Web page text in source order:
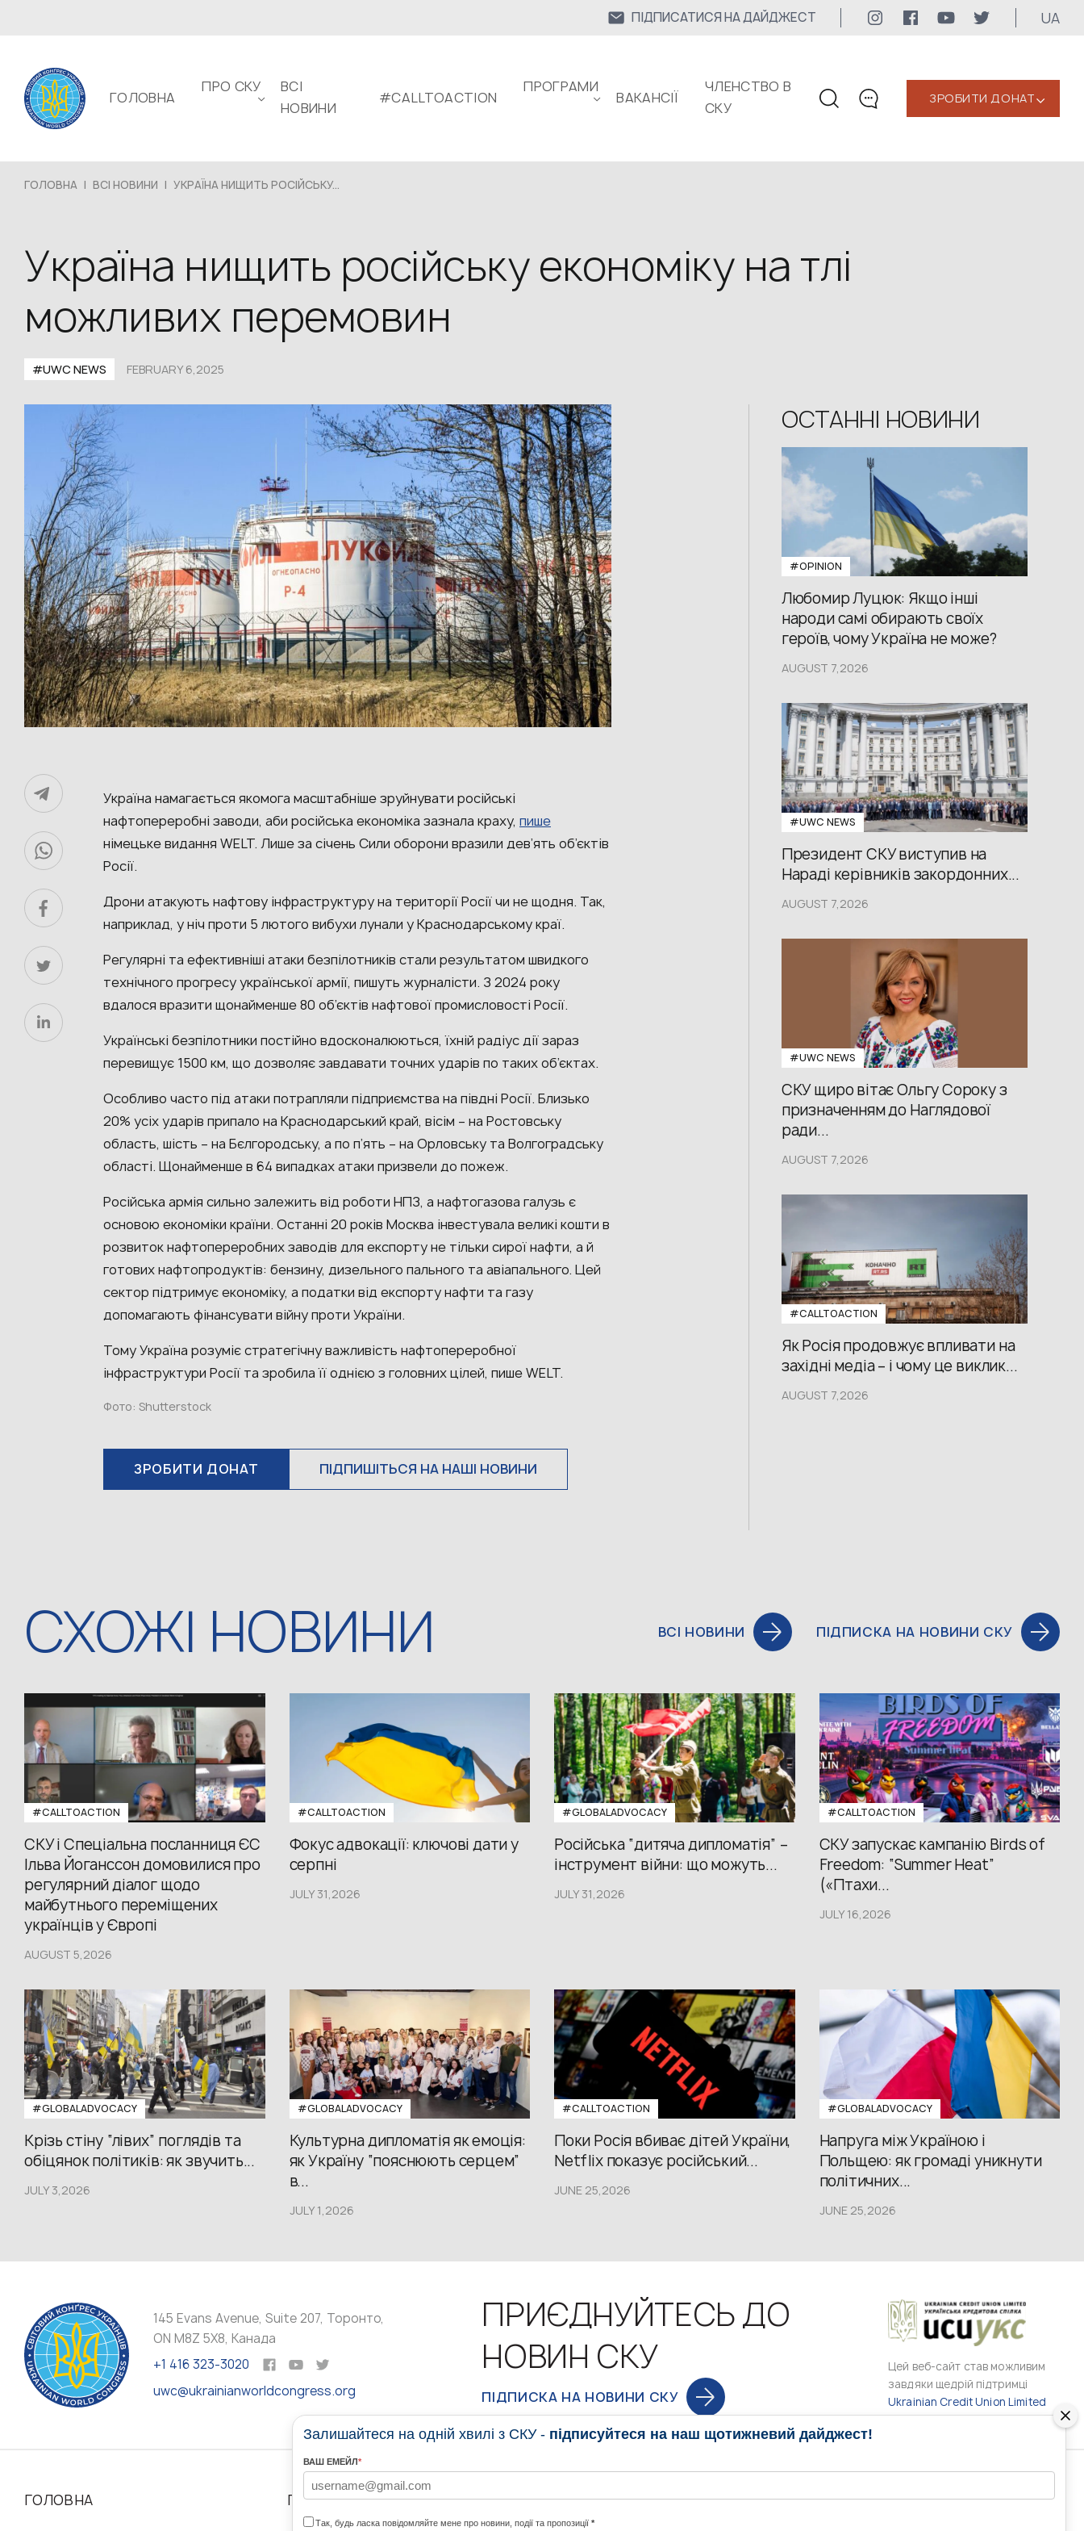
ПІДПИСАТИСЯ НА ДАЙДЖЕСТ UA
ГОЛОВНА
ПРО СКУ
ВСІ
НОВИНИ
#CALLTOACTION
ПРОГРАМИ
ВАКАНСІЇ
ЧЛЕНСТВО В
СКУ
КОНТАКТИ
Для медіа
ЗРОБИТИ ДОНАТ‹
ГОЛОВНА | ВСІ НОВИНИ | УКРАЇНА НИЩИТЬ РОСІЙСЬКУ...
Україна нищить російську економіку на тлі
можливих перемовин
#UWС NEWS FEBRUARY 6,2025
Україна намагається якомога масштабніше зруйнувати російські
нафтопереробні заводи, аби російська економіка зазнала краху, пише
німецьке видання WELT. Лише за січень Сили оборони вразили дев’ять об’єктів
Росії.
Дрони атакують нафтову інфраструктуру на території Росії чи не щодня. Так,
наприклад, у ніч проти 5 лютого вибухи лунали у Краснодарському краї.
Регулярні та ефективніші атаки безпілотників стали результатом швидкого
технічного прогресу української армії, пишуть журналісти. З 2024 року
вдалося вразити щонайменше 80 об’єктів нафтової промисловості Росії.
Українські безпілотники постійно вдосконалюються, їхній радіус дії зараз
перевищує 1500 км, що дозволяє завдавати точних ударів по таких об’єктах.
Особливо часто під атаки потрапляли підприємства на півдні Росії. Близько
20% усіх ударів припало на Краснодарський край, вісім – на Ростовську
область, шість – на Бєлгородську, а по п’ять – на Орловську та Волгоградську
області. Щонайменше в 64 випадках атаки призвели до пожеж.
Російська армія сильно залежить від роботи НПЗ, а нафтогазова галузь є
основою економіки країни. Останні 20 років Москва інвестувала великі кошти в
розвиток нафтопереробних заводів для експорту не тільки сирої нафти, а й
готових нафтопродуктів: бензину, дизельного пального та авіапального. Цей
сектор підтримує економіку, а податки від експорту нафти та газу
допомагають фінансувати війну проти України.
Тому Україна розуміє стратегічну важливість нафтопереробної
інфраструктури Росії та зробила її однією з головних цілей, пише WELT.
Фото: Shutterstock
ЗРОБИТИ ДОНАТ ПІДПИШІТЬСЯ НА НАШІ НОВИНИ
ОСТАННІ НОВИНИ
#OPINION
Любомир Луцюк: Якщо інші
народи самі обирають своїх
героїв, чому Україна не може?
AUGUST 7,2026
#UWС NEWS
Президент СКУ виступив на
Нараді керівників закордонних...
AUGUST 7,2026
#UWС NEWS
СКУ щиро вітає Ольгу Сороку з
призначенням до Наглядової
ради...
AUGUST 7,2026
#CALLTOACTION
Як Росія продовжує впливати на
західні медіа – і чому це виклик...
AUGUST 7,2026
СХОЖІ НОВИНИ ВСІ НОВИНИ ПІДПИСКА НА НОВИНИ СКУ
#CALLTOACTION
СКУ і Спеціальна посланниця ЄС
Ільва Йоганссон домовилися про
регулярний діалог щодо
майбутнього переміщених
українців у Європі
AUGUST 5,2026
#CALLTOACTION
Фокус адвокації: ключові дати у
серпні
JULY 31,2026
#GLOBALADVOCACY
Російська “дитяча дипломатія” –
інструмент війни: що можуть...
JULY 31,2026
#CALLTOACTION
СКУ запускає кампанію Birds of
Freedom: “Summer Heat”
(«Птахи...
JULY 16,2026
#GLOBALADVOCACY
Крізь стіну “лівих” поглядів та
обіцянок політиків: як звучить...
JULY 3,2026
#GLOBALADVOCACY
Культурна дипломатія як емоція:
як Україну “пояснюють серцем”
в...
JULY 1,2026
#CALLTOACTION
Поки Росія вбиває дітей України,
Netflix показує російський...
JUNE 25,2026
#GLOBALADVOCACY
Напруга між Україною і
Польщею: як громаді уникнути
політичних...
JUNE 25,2026
145 Evans Avenue, Suite 207, Торонто,
ON M8Z 5X8, Канада
+1 416 323-3020
uwc@ukrainianworldcongress.org
ПРИЄДНУЙТЕСЬ ДО
НОВИН СКУ
ПІДПИСКА НА НОВИНИ СКУ
Цей веб-сайт став можливим
завдяки щедрій підтримці
Ukrainian Credit Union Limited
ГОЛОВНА ПРО НАС НОВИНИ ПРОГРАМИ МЕДІА КОНТАКТИ
Залишайтеся на одній хвилі з СКУ - підписуйтеся на наш щотижневий дайджест!
ВАШ ЕМЕЙЛ*
Так, будь ласка повідомляйте мене про новини, події та пропозиції *